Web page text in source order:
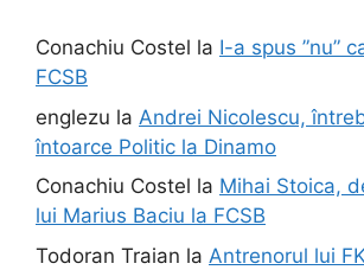
Conachiu Costel la I-a spus ”nu”
FCSB
englezu la Andrei Nicolescu,
întoarce Politic la Dinamo
Conachiu Costel la Mihai Stoica,
lui Marius Baciu la FCSB
Todoran Traian la Antrenorul lui